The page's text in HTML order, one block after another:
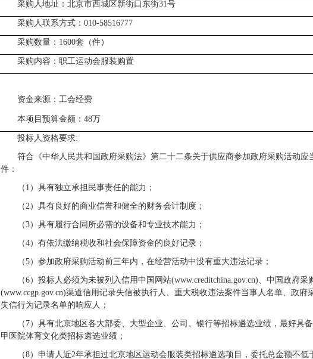
采购人地址： 北京市西城区新街口东街31号
采购人联系方式： 010-58516777
采购数量：1600套（件）
采购内容： 职工运动会服装购置
资金来源： 工会经费
本项目预算金额：48万
投标人资格要求:
符合《中华人民共和国政府采购法》第二十二条关于供应商参加政府采购活动应
件：
（1）具有独立承担民事责任的能力；
（2）具有良好的商业信誉和健全的财务会计制度；
（3）具有履行合同所必需的设备和专业技术能力；
（4）有依法缴纳税收和社会保障资金的良好记录；
（5）参加政府采购活动前三年内，在经营活动中没有重大违法记录；
（6）投标人必须为未被列入信用中国网站(www.creditchina.gov.cn)、中国政府采
(www.ccgp.gov.cn)渠道信用记录失信被执行人、重大税收违法案件当事人名单、政府
失信行为记录名单的响应人；
（7） 具有北京地区各大部委、 大型企业、公司、银行等招标遴选业绩，最好具备
甲医院体育文化类招标遴选业绩；
（8） 申请人近2年承担过北京地区运动会服装类招标遴选项目，委托总金额不低